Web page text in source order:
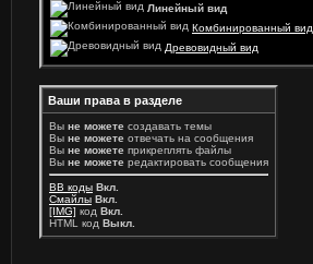
Линейный вид
Комбинированный вид
Древовидный вид
Ваши права в разделе
Вы не можете создавать темы
Вы не можете отвечать на сообщения
Вы не можете прикреплять файлы
Вы не можете редактировать сообщения
BB коды Вкл.
Смайлы Вкл.
[IMG] код Вкл.
HTML код Выкл.